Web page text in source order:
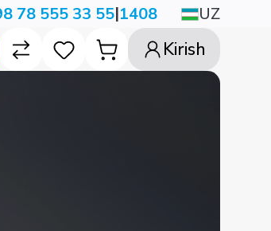
78 555 33 55|1408 UZ
Kirish